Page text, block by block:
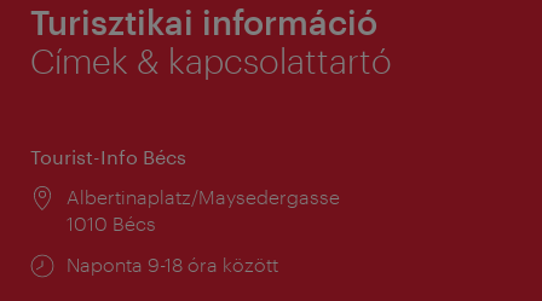
Turisztikai információ
Címek & kapcsolattartó
Tourist-Info Bécs
Helyszín:
Albertinaplatz/Maysedergasse
1010 Bécs
Nyitva
Naponta 9-18 óra között